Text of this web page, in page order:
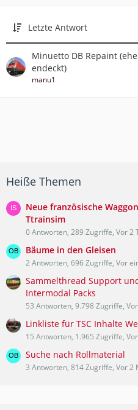
Letzte Antwort
Minuetto DB Repaint
endeckt)
manu1
Heiße Themen
Neue französische
Ttrainsim
0 Antworten, 289 Zugriffe, Vor 2
Bäume in den Gleisen
2 Antworten, 696 Zugriffe, Vor
Sammelthread Support
Intermodal Packs
53 Antworten, 9.798 Zugriffe,
Linkliste für TSC Inhalte
15 Antworten, 1.965 Zugriffe,
Suche nach Rollmaterial
3 Antworten, 814 Zugriffe, Vor 2